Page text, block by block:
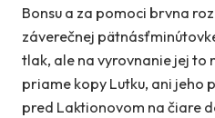
Bonsu a za pomoci brvna
záverečnej
tlak, ale na vyrovnanie jej to
priame kopy Lutku, ani jeho
pred Laktionovom na čiare